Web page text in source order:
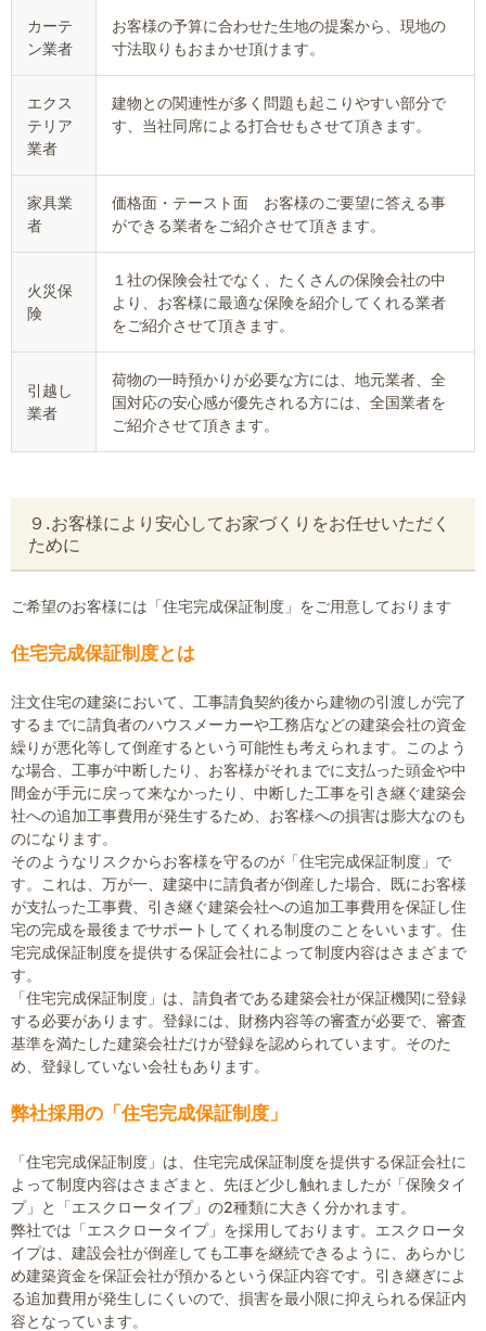
カーテ
ン業者
お客様の予算に合わせた生地の提案から、現地の
寸法取りもおまかせ頂けます。
エクス
テリア
業者
建物との関連性が多く問題も起こりやすい部分で
す、当社同席による打合せもさせて頂きます。
家具業
者
価格面・テースト面 お客様のご要望に答える事
ができる業者をご紹介させて頂きます。
火災保
険
１社の保険会社でなく、たくさんの保険会社の中
より、お客様に最適な保険を紹介してくれる業者
をご紹介させて頂きます。
引越し
業者
荷物の一時預かりが必要な方には、地元業者、全
国対応の安心感が優先される方には、全国業者を
ご紹介させて頂きます。
９.お客様により安心してお家づくりをお任せいただく
ために
ご希望のお客様には「住宅完成保証制度」をご用意しております
住宅完成保証制度とは
注文住宅の建築において、工事請負契約後から建物の引渡しが完了
するまでに請負者のハウスメーカーや工務店などの建築会社の資金
繰りが悪化等して倒産するという可能性も考えられます。このよう
な場合、工事が中断したり、お客様がそれまでに支払った頭金や中
間金が手元に戻って来なかったり、中断した工事を引き継ぐ建築会
社への追加工事費用が発生するため、お客様への損害は膨大なのも
のになります。
そのようなリスクからお客様を守るのが「住宅完成保証制度」で
す。これは、万が一、建築中に請負者が倒産した場合、既にお客様
が支払った工事費、引き継ぐ建築会社への追加工事費用を保証し住
宅の完成を最後までサポートしてくれる制度のことをいいます。住
宅完成保証制度を提供する保証会社によって制度内容はさまざまで
す。
「住宅完成保証制度」は、請負者である建築会社が保証機関に登録
する必要があります。登録には、財務内容等の審査が必要で、審査
基準を満たした建築会社だけが登録を認められています。そのた
め、登録していない会社もあります。
弊社採用の「住宅完成保証制度」
「住宅完成保証制度」は、住宅完成保証制度を提供する保証会社に
よって制度内容はさまざまと、先ほど少し触れましたが「保険タイ
プ」と「エスクロータイプ」の2種類に大きく分かれます。
弊社では「エスクロータイプ」を採用しております。エスクロータ
イプは、建設会社が倒産しても工事を継続できるように、あらかじ
め建築資金を保証会社が預かるという保証内容です。引き継ぎによ
る追加費用が発生しにくいので、損害を最小限に抑えられる保証内
容となっています。